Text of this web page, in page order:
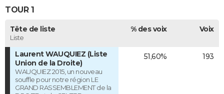
TOUR 1
Tête de liste
Liste
% des voix Voix
Laurent WAUQUIEZ (Liste
Union de la Droite)
WAUQUIEZ 2015, un nouveau
souffle pour notre région LE
GRAND RASSEMBLEMENT de la
51,60% 193